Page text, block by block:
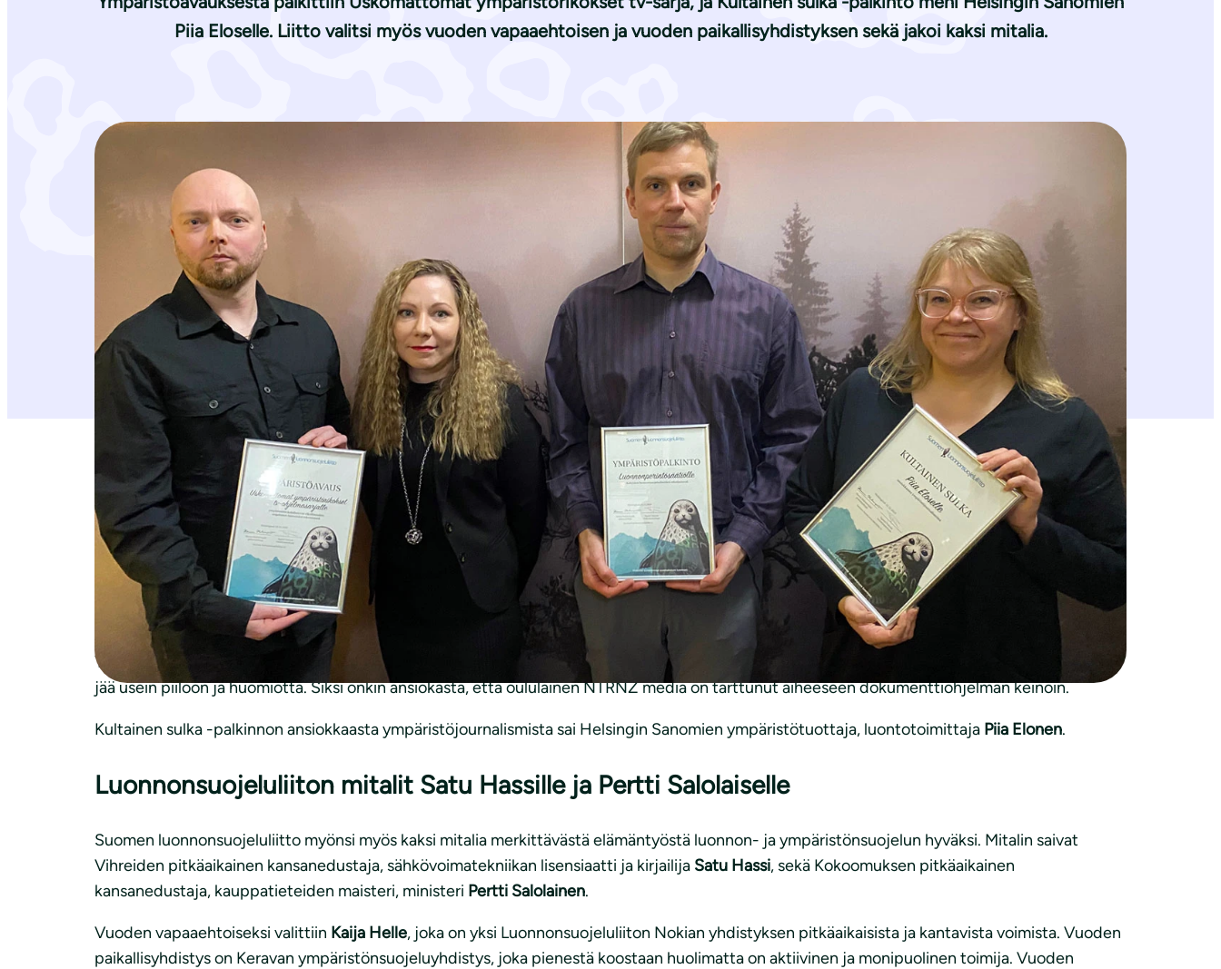
i
Piia Eloselle. Liitto valitsi myös vuoden vapaaehtoisen ja vuoden paikallisyhdistyksen sekä jakoi kaksi mitalia.
Suomen luonnonsuojeluliiton ympäristöpalkinnon vuonna 2023 sai Luonnonperintösäätiö. Säätiö edistää järkähtämättömästi suomalaista
luonnonsuojelua ja luonnonalueiden säilymistä hankkimalla hallintaansa pääasiassa metsäalueita ja hakemalla niille pysyvän, lakisääteisen
rauhoituksen.
“Suurin kiitos Luonnonperintösäätiön toiminnasta kuuluu lahjoittajille. Moni suomalainen on huomannut, että valtio huolehtii metsäluonnosta
surkeasti, ja se näkyy yksityisten haluna osallistua konkreettisesti luonnonsuojelualueiden perustamiseen”, sanoo säätiön puheenjohtajaMatti
Ympäristöavaus-palkinnon sai Uskomattomat ympäristörikokset tv-sarja. Ympäristörikos on rikollisuuden muoto, joka yleisyydestään huolimatta
jää usein piiloon ja huomiotta. Siksi onkin ansiokasta, että oululainen NTRNZ media on tarttunut aiheeseen dokumenttiohjelman keinoin.
Kultainen sulka -palkinnon ansiokkaasta ympäristöjournalismista sai Helsingin Sanomien ympäristötuottaja, luontotoimittaja Piia Elonen.
Luonnonsuojeluliiton mitalit Satu Hassille ja Pertti Salolaiselle
Suomen luonnonsuojeluliitto myönsi myös kaksi mitalia merkittävästä elämäntyöstä luonnon- ja ympäristönsuojelun hyväksi. Mitalin saivat
Vihreiden pitkäaikainen kansanedustaja, sähkövoimatekniikan lisensiaatti ja kirjailija Satu Hassi, sekä Kokoomuksen pitkäaikainen
kansanedustaja, kauppatieteiden maisteri, ministeri Pertti Salolainen.
Vuoden vapaaehtoiseksi valittiin Kaija Helle, joka on yksi Luonnonsuojeluliiton Nokian yhdistyksen pitkäaikaisista ja kantavista voimista. Vuoden
paikallisyhdistys on Keravan ympäristönsuojeluyhdistys, joka pienestä koostaan huolimatta on aktiivinen ja monipuolinen toimija. Vuoden